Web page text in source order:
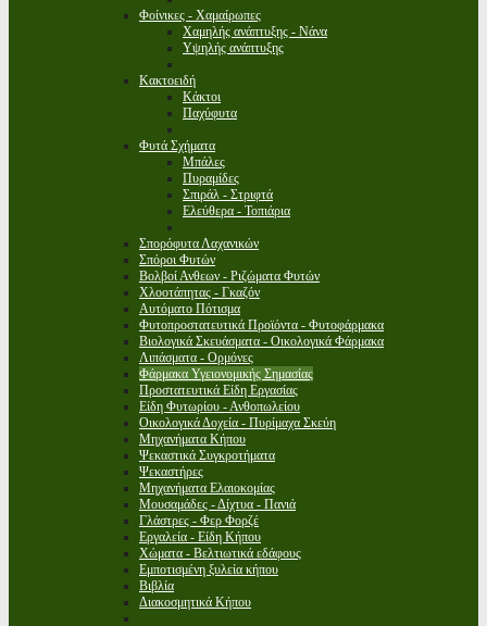
Φοίνικες - Χαμαίρωπες
Χαμηλής ανάπτυξης - Νάνα
Υψηλής ανάπτυξης
Κακτοειδή
Κάκτοι
Παχύφυτα
Φυτά Σχήματα
Μπάλες
Πυραμίδες
Σπιράλ - Στριφτά
Ελεύθερα - Τοπιάρια
Σπορόφυτα Λαχανικών
Σπόροι Φυτών
Βολβοί Ανθεων - Ριζώματα Φυτών
Χλοοτάπητας - Γκαζόν
Αυτόματο Πότισμα
Φυτοπροστατευτικά Προϊόντα - Φυτοφάρμακα
Βιολογικά Σκευάσματα - Οικολογικά Φάρμακα
Λιπάσματα - Ορμόνες
Φάρμακα Υγειονομικής Σημασίας
Προστατευτικά Είδη Εργασίας
Είδη Φυτωρίου - Ανθοπωλείου
Οικολογικά Δοχεία - Πυρίμαχα Σκεύη
Μηχανήματα Κήπου
Ψεκαστικά Συγκροτήματα
Ψεκαστήρες
Μηχανήματα Ελαιοκομίας
Μουσαμάδες - Δίχτυα - Πανιά
Γλάστρες - Φερ Φορζέ
Εργαλεία - Είδη Κήπου
Χώματα - Βελτιωτικά εδάφους
Εμποτισμένη ξυλεία κήπου
Βιβλία
Διακοσμητικά Κήπου